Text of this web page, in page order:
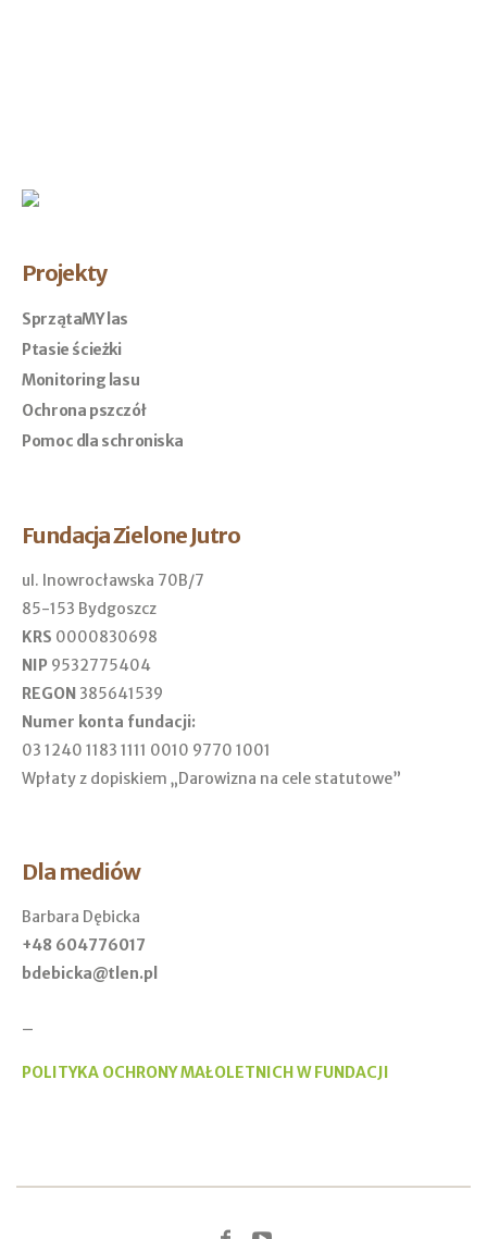
Projekty
SprzątaMY las
Ptasie ścieżki
Monitoring lasu
Ochrona pszczół
Pomoc dla schroniska
Fundacja Zielone Jutro
ul. Inowrocławska 70B/7
85-153 Bydgoszcz
KRS 0000830698
NIP 9532775404
REGON 385641539
Numer konta fundacji:
03 1240 1183 1111 0010 9770 1001
Wpłaty z dopiskiem „Darowizna na cele statutowe”
Dla mediów
Barbara Dębicka
+48 604776017
bdebicka@tlen.pl
_
POLITYKA OCHRONY MAŁOLETNICH W FUNDACJI